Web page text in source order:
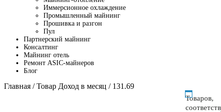
Иммерсионное охлаждение
Промышленный майнинг
Прошивка и разгон
Пул
Партнерский майнинг
Консалтинг
Майнинг отель
Ремонт ASIC-майнеров
Блог
Главная / Товар Доход в месяц / 131.69
Товаров,